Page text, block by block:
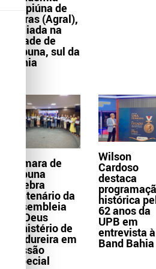
Grapiúna de
Letras (Agral),
sediada na
cidade de
Itabuna, sul da
Bahia
Câmara de
Itabuna
celebra
centenário da
Assembleia
de Deus
Ministério de
Madureira em
Sessão
Especial
Wilson
Cardoso
destaca
histórica
62 anos da
UPB em
entrevista à
Band Bahia